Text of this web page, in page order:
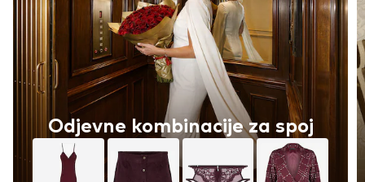
Odjevne kombinacije za spoj